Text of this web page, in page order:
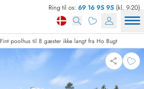
Ring til os: 69 16 95 95 (kl. 9-20)
Fint poolhus til 8 gæster ikke langt fra Ho Bugt